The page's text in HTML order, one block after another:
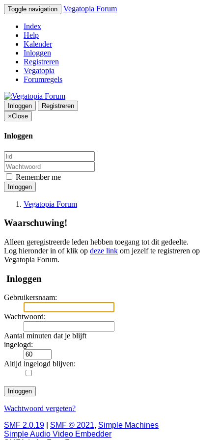
Toggle navigation Vegatopia Forum
Index
Help
Kalender
Inloggen
Registreren
Vegatopia
Forumregels
Inloggen
Registreren
×Close
Inloggen
Remember me
Inloggen
Vegatopia Forum
Waarschuwing!
Alleen geregistreerde leden hebben toegang tot dit gedeelte.
Log hieronder in of klik op deze link om jezelf te registreren op
Vegatopia Forum.
Inloggen
Gebruikersnaam:
Wachtwoord:
Aantal minuten dat je blijft
ingelogd:
Altijd ingelogd blijven:
Wachtwoord vergeten?
SMF 2.0.19
SMF © 2021, Simple Machines
Simple Audio Video Embedder